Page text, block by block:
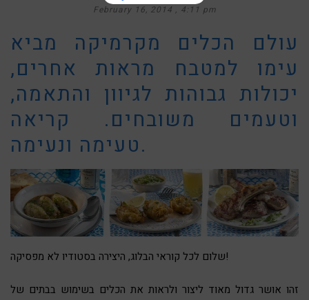
February 16, 2014 4:11 pm
עולם הכלים מקרמיקה מביא
עימו למטבח מראות אחרים,
יכולות גבוהות לגיוון והתאמה,
וטעמים משובחים. קריאה
טעימה ונעימה.
שלום לכל קוראי הבלוג, היצירה בסטודיו לא מפסיקה!
זהו אושר גדול מאוד ליצור ולראות את הכלים בשימוש בבתים של